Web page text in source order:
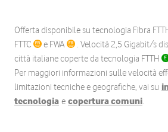
Offerta disponibile su tecnologia Fibra
FTTC
e FWA
. Velocità 2,5 Gigabit/s
città italiane coperte da tecnologia FTTH
Per maggiori informazioni sulle velocità
limitazioni tecniche e geografiche, vai su
tecnologia e copertura comuni.